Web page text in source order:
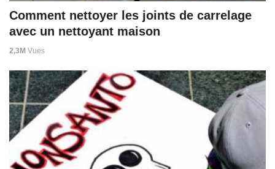
Comment nettoyer les joints de carrelage
avec un nettoyant maison
2,3M Vues